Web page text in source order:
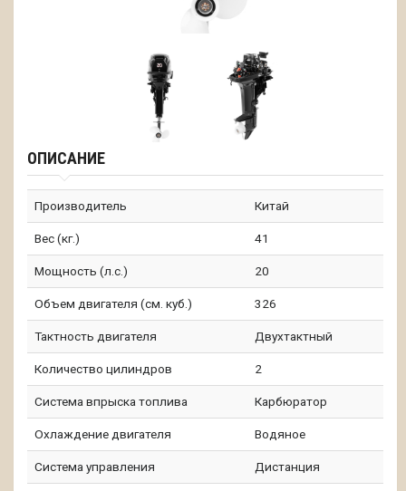
ОПИСАНИЕ
Производитель Китай
Вес (кг.) 41
Мощность (л.с.) 20
Объем двигателя (см. куб.) 326
Тактность двигателя Двухтактный
Количество цилиндров 2
Система впрыска топлива Карбюратор
Охлаждение двигателя Водяное
Система управления Дистанция